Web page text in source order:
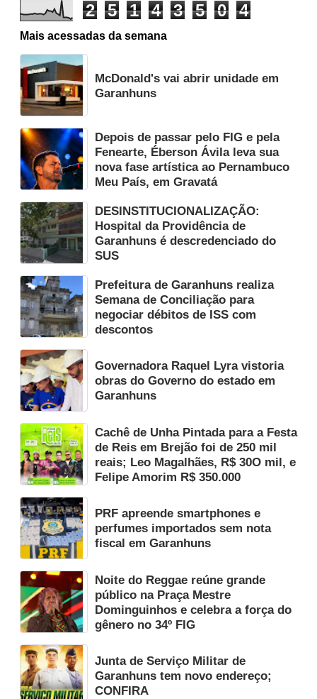
2 5 1 4 3 5 0 4
Mais acessadas da semana
McDonald's vai abrir unidade em
Garanhuns
Depois de passar pelo FIG e pela
Fenearte, Éberson Ávila leva sua
nova fase artística ao Pernambuco
Meu País, em Gravatá
DESINSTITUCIONALIZAÇÃO:
Hospital da Providência de
Garanhuns é descredenciado do
SUS
Prefeitura de Garanhuns realiza
Semana de Conciliação para
negociar débitos de ISS com
descontos
Governadora Raquel Lyra vistoria
obras do Governo do estado em
Garanhuns
Cachê de Unha Pintada para a Festa
de Reis em Brejão foi de 250 mil
reais; Leo Magalhães, R$ 30O mil, e
Felipe Amorim R$ 350.000
PRF apreende smartphones e
perfumes importados sem nota
fiscal em Garanhuns
Noite do Reggae reúne grande
público na Praça Mestre
Dominguinhos e celebra a força do
gênero no 34º FIG
Junta de Serviço Militar de
Garanhuns tem novo endereço;
CONFIRA